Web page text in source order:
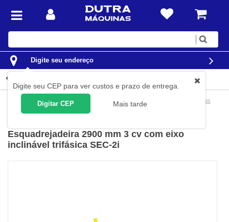
Digite
Digite seu endereço
Digite seu CEP para ver custos e prazo de entrega.
Digitar CEP Mais tarde
Ferramentas Ferramentas Elétricas Serras Esquadrejadeiras
Esquadrejadeira 2900 mm 3 cv com eixo
inclinável trifásica SEC-2i